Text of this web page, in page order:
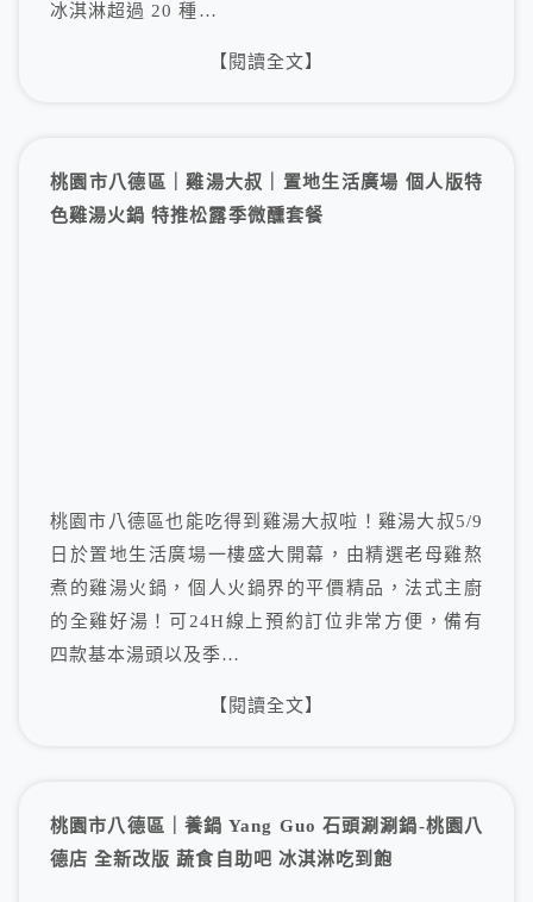
冰淇淋超過 20 種…
【閱讀全文】
桃園市八德區｜雞湯大叔｜置地生活廣場 個人版特
色雞湯火鍋 特推松露季微醺套餐
桃園市八德區也能吃得到雞湯大叔啦！雞湯大叔5/9
日於置地生活廣場一樓盛大開幕，由精選老母雞熬
煮的雞湯火鍋，個人火鍋界的平價精品，法式主廚
的全雞好湯！可24H線上預約訂位非常方便，備有
四款基本湯頭以及季…
【閱讀全文】
桃園市八德區｜養鍋 Yang Guo 石頭涮涮鍋-桃園八
德店 全新改版 蔬食自助吧 冰淇淋吃到飽